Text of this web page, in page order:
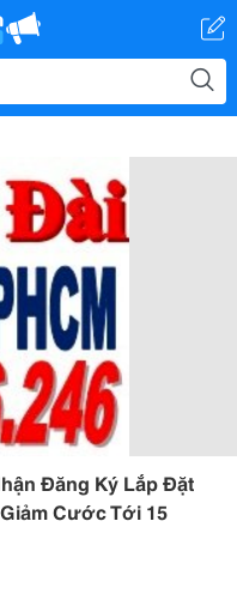
Đăng Ký Lắp Đặt
Cước Tới 15